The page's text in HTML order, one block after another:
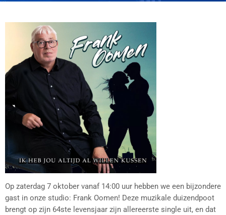
Op zaterdag 7 oktober vanaf 14:00 uur hebben we een bijzondere
gast in onze studio: Frank Oomen! Deze muzikale duizendpoot
brengt op zijn 64ste levensjaar zijn allereerste single uit, en dat